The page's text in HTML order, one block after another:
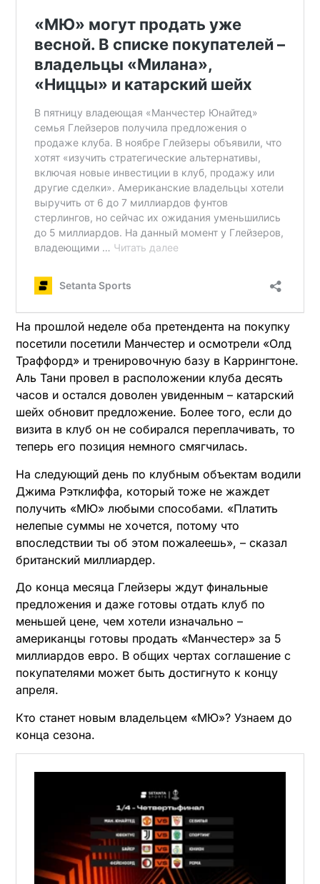
На прошлой неделе оба претендента на покупку
посетили посетили Манчестер и осмотрели «Олд
Траффорд» и тренировочную базу в Каррингтоне.
Аль Тани провел в расположении клуба десять
часов и остался доволен увиденным – катарский
шейх обновит предложение. Более того, если до
визита в клуб он не собирался переплачивать, то
теперь его позиция немного смягчилась.
На следующий день по клубным объектам водили
Джима Рэтклиффа, который тоже не жаждет
получить «МЮ» любыми способами. «Платить
нелепые суммы не хочется, потому что
впоследствии ты об этом пожалеешь», – сказал
британский миллиардер.
До конца месяца Глейзеры ждут финальные
предложения и даже готовы отдать клуб по
меньшей цене, чем хотели изначально –
американцы готовы продать «Манчестер» за 5
миллиардов евро. В общих чертах соглашение с
покупателями может быть достигнуто к концу
апреля.
Кто станет новым владельцем «МЮ»? Узнаем до
конца сезона.